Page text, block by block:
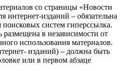
со страницы «Новости
интернет-изданий – обязательна
поисковых систем гиперссылка.
в независимости от
использования материалов.
изданий) – должна быть
или в первом абзаце